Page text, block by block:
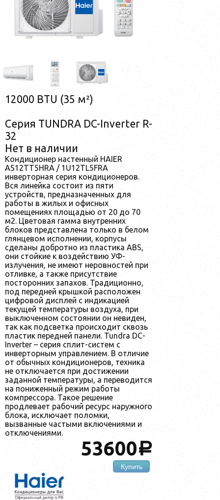
12000 BTU (35 м²)
Серия TUNDRA DC-Inverter R-
32
Нет в наличии
Кондиционер настенный HAIER
AS12TT5HRA / 1U12TL5FRA
инверторная серия кондиционеров.
Вся линейка состоит из пяти
устройств, предназначенных для
работы в жилых и офисных
помещениях площадью от 20 до 70
м2. Цветовая гамма внутренних
блоков представлена только в белом
глянцевом исполнении, корпусы
сделаны добротно из пластика ABS,
они стойкие к воздействию УФ-
излучения, не имеют неровностей при
отливке, а также присутствие
посторонних запахов. Традиционно,
под передней крышкой расположен
цифровой дисплей с индикацией
текущей температуры воздуха, при
выключенном состоянии он невиден,
так как подсветка происходит сквозь
пластик передней панели. Tundra DC-
Inverter – серия сплит-систем с
инверторным управлением. В отличие
от обычных кондиционеров, техника
не отключается при достижении
заданной температуры, а переводится
на пониженный режим работы
компрессора. Такое решение
продлевает рабочий ресурс наружного
блока, исключает поломки,
вызванные частыми включениями и
отключениями.
53600a
Купить